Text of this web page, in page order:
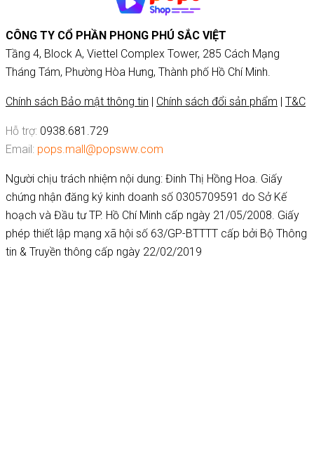
CÔNG TY CỔ PHẦN PHONG PHÚ SẮC VIỆT
Tầng 4, Block A, Viettel Complex Tower, 285 Cách Mạng
Tháng Tám, Phường Hòa Hưng, Thành phố Hồ Chí Minh.
Chính sách Bảo mật thông tin | Chính sách đổi sản phẩm | T&C
Hỗ trợ: 0938.681.729
Email: pops.mall@popsww.com
Người chịu trách nhiệm nội dung: Đinh Thị Hồng Hoa. Giấy
chứng nhận đăng ký kinh doanh số 0305709591 do Sở Kế
hoạch và Đầu tư TP. Hồ Chí Minh cấp ngày 21/05/2008. Giấy
phép thiết lập mạng xã hội số 63/GP-BTTTT cấp bởi Bộ Thông
tin & Truyền thông cấp ngày 22/02/2019